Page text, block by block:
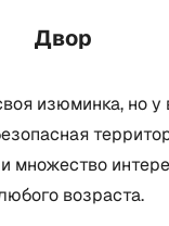
Двор
изюминка, но у
множество
возраста.